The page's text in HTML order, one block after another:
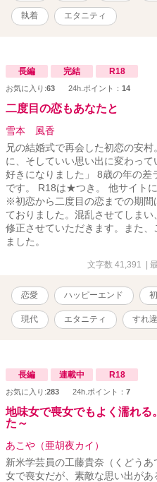
執着 エタニティ
長編 完結 R18
お気に入り:63 24h.ポイント： 14
二度目の恋もあなたと
雪本 風香
兄の結婚式で再会した初恋の安
に、そしていい思い出に変わっ
好きになりました」 8歳の年の
です。 R18は★つき。 他サイト
※初恋から二度目の恋までの期間
ておりました。混乱させてしま
修正させていただきます。また
ました。
文字数 41,391 |
恋愛 ハッピーエンド
現代 エタニティ すれ
長編 連載中 R18
お気に入り:283 24h.ポイント： 7
地味女で喪女でもよく濡れる
た～
あこや（亜胡夜カイ）
新米学芸員の工藤貴奈（くどう
女で喪女だが、素敵な思い出が